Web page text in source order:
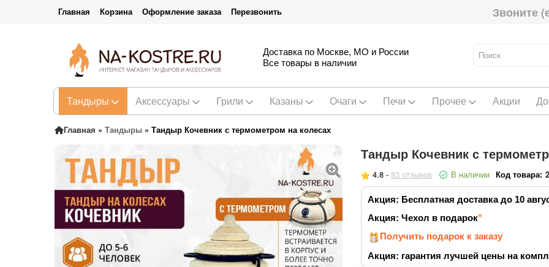
Главная Корзина Оформление заказа Перезвонить Звоните
Доставка по Москве, МО и России
Все товары в наличии
Тандыры Аксессуары Грили Казаны Очаги Печи Прочее Акции
Главная » Тандыры » Тандыр Кочевник с термометром на колесах
Тандыр Кочевник с
4.8 - 83 отзывов В наличии Код товара:
Акция: Бесплатная доставка до 10
Акция: Чехол в подарок
Получить подарок к заказу
Акция: гарантия лучшей цены на